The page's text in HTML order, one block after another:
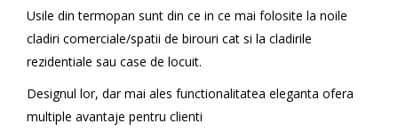
Usile din termopan sunt din ce in ce mai folosite la noile
cladiri comerciale/spatii de birouri cat si la cladirile
rezidentiale sau case de locuit.
Designul lor, dar mai ales functionalitatea eleganta ofera
multiple avantaje pentru clienti